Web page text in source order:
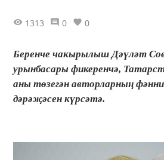
1313 0 0
Беренче чакырылыш Дәүләт
урынбасары фикеренчә,
аны төзегән авторларның фәнни
дәрәҗәсен күрсәтә.